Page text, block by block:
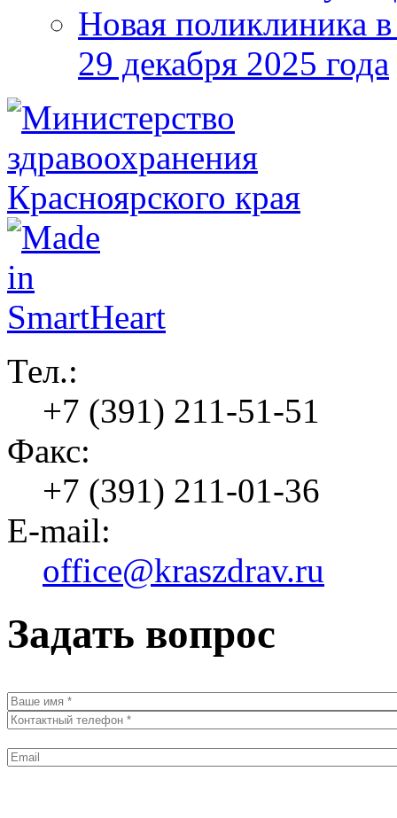
Новая поликлиника
29 декабря 2025 года
Тел.:
+7 (391) 211-51-51
Факс:
+7 (391) 211-01-36
E-mail:
office@kraszdrav.ru
Задать вопрос